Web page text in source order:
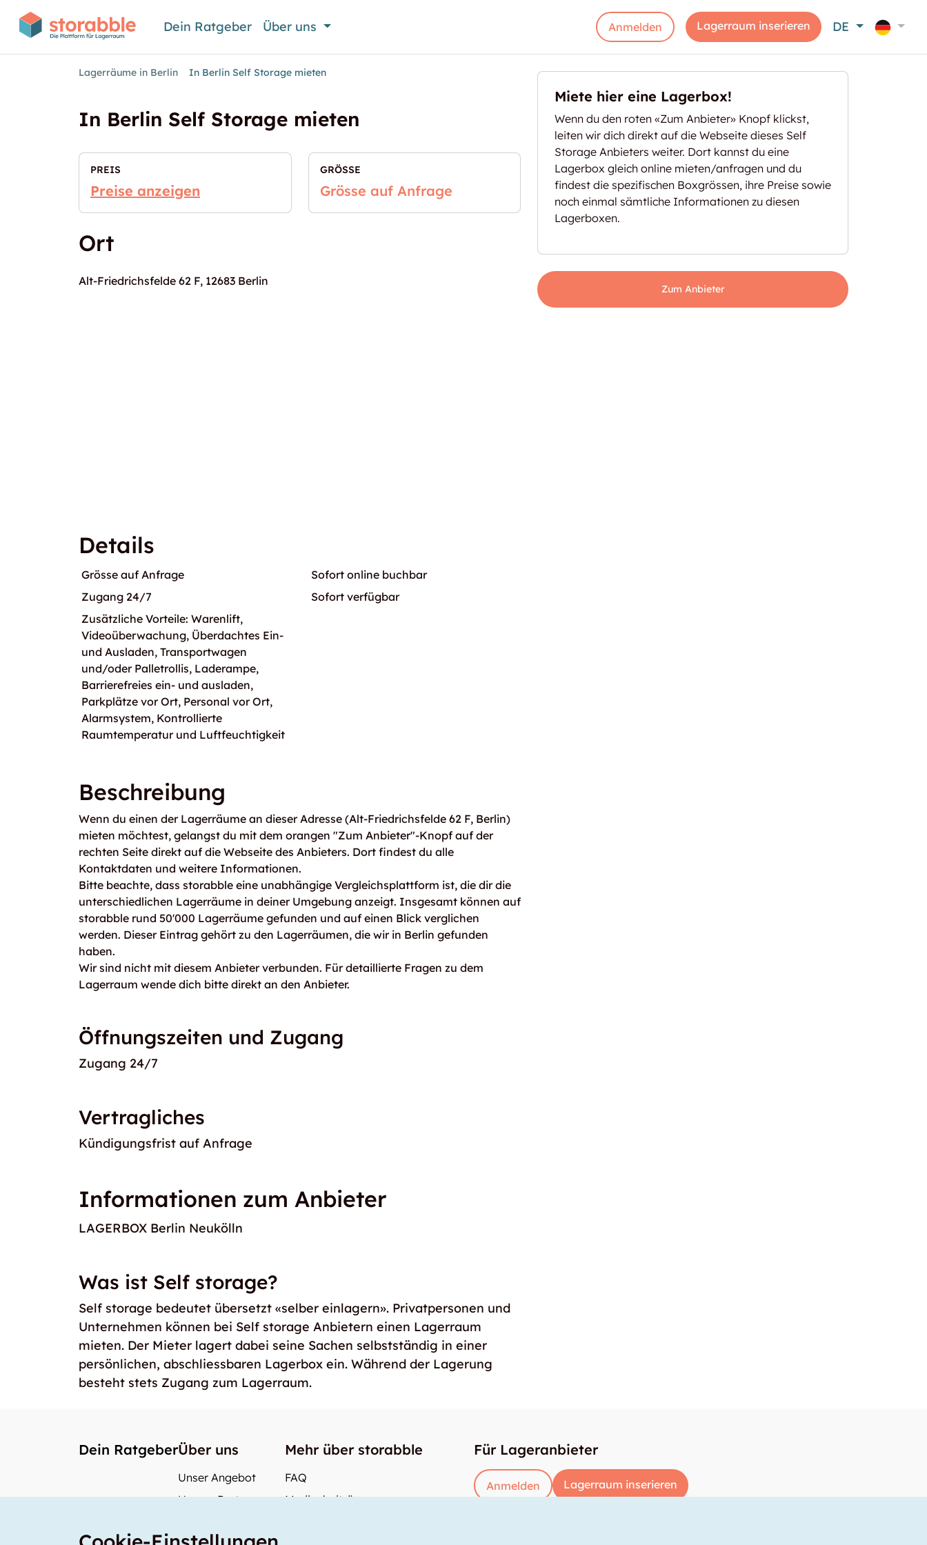
Dein Ratgeber Über uns Anmelden Lagerraum inserieren DE
Lagerräume in Berlin In Berlin Self Storage mieten
In Berlin Self Storage mieten
PREIS
Preise anzeigen
GRÖSSE
Grösse auf Anfrage
Ort
Alt-Friedrichsfelde 62 F, 12683 Berlin
Details
Grösse auf Anfrage
Sofort online buchbar
Zugang 24/7
Sofort verfügbar
Zusätzliche Vorteile: Warenlift,
Videoüberwachung, Überdachtes Ein-
und Ausladen, Transportwagen
und/oder Palletrollis, Laderampe,
Barrierefreies ein- und ausladen,
Parkplätze vor Ort, Personal vor Ort,
Alarmsystem, Kontrollierte
Raumtemperatur und Luftfeuchtigkeit
Beschreibung
Wenn du einen der Lagerräume an dieser Adresse (Alt-Friedrichsfelde 62 F, Berlin)
mieten möchtest, gelangst du mit dem orangen "Zum Anbieter"-Knopf auf der
rechten Seite direkt auf die Webseite des Anbieters. Dort findest du alle
Kontaktdaten und weitere Informationen.
Bitte beachte, dass storabble eine unabhängige Vergleichsplattform ist, die dir die
unterschiedlichen Lagerräume in deiner Umgebung anzeigt. Insgesamt können auf
storabble rund 50'000 Lagerräume gefunden und auf einen Blick verglichen
werden. Dieser Eintrag gehört zu den Lagerräumen, die wir in Berlin gefunden
haben.
Wir sind nicht mit diesem Anbieter verbunden. Für detaillierte Fragen zu dem
Lagerraum wende dich bitte direkt an den Anbieter.
Öffnungszeiten und Zugang
Zugang 24/7
Vertragliches
Kündigungsfrist auf Anfrage
Informationen zum Anbieter
LAGERBOX Berlin Neukölln
Was ist Self storage?
Self storage bedeutet übersetzt «selber einlagern». Privatpersonen und
Unternehmen können bei Self storage Anbietern einen Lagerraum
mieten. Der Mieter lagert dabei seine Sachen selbstständig in einer
persönlichen, abschliessbaren Lagerbox ein. Während der Lagerung
besteht stets Zugang zum Lagerraum.
Miete hier eine Lagerbox!
Wenn du den roten «Zum Anbieter» Knopf klickst,
leiten wir dich direkt auf die Webseite dieses Self
Storage Anbieters weiter. Dort kannst du eine
Lagerbox gleich online mieten/anfragen und du
findest die spezifischen Boxgrössen, ihre Preise sowie
noch einmal sämtliche Informationen zu diesen
Lagerboxen.
Zum Anbieter
Dein RatgeberÜber uns
Unser Angebot
Unsere Partner
Mehr über storabble
FAQ
Medienbeiträge
Für Lageranbieter
Anmelden Lagerraum inserieren